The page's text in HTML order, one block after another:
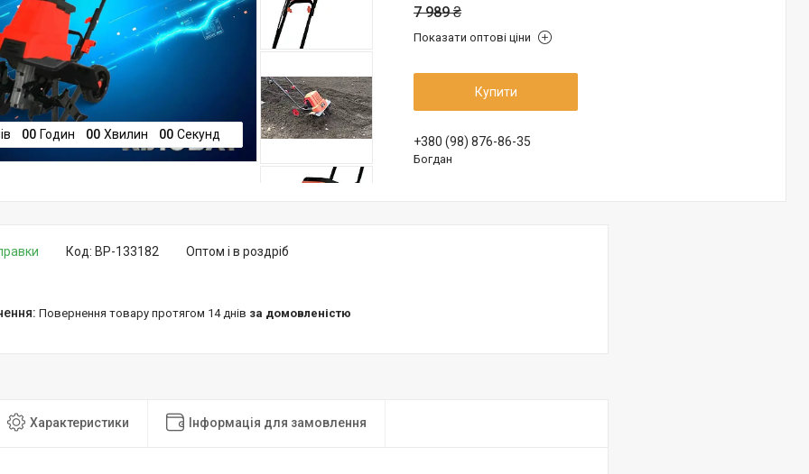
00 Годин 00 Хвилин 00 Секунд
7 989 ₴
Показати оптові ціни
Купити
+380 (98) 876-86-35
Богдан
Оптом і в роздріб
Код: BP-133182
повернення товару протягом 14 днів за домовленістю
Характеристики Інформація для замовлення